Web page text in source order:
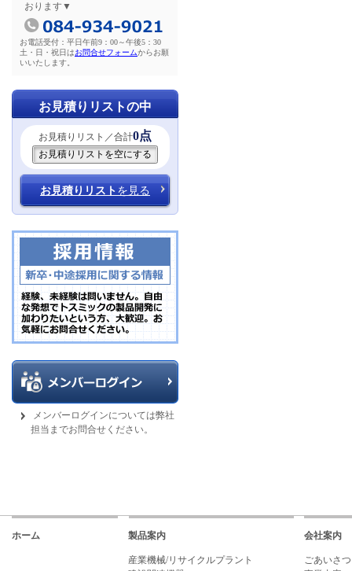
おります▼
お電話受付：平日午前9：00～午後5：30
土・日・祝日はお問合せフォームからお願
いいたします。
お見積りリストの中
お見積りリスト／合計0点
お見積りリスト を見る
メンバーログインについては弊社
担当までお問合せください。
ホーム 製品案内
産業機械/リサイクルプラント
会社案内
ごあいさつ